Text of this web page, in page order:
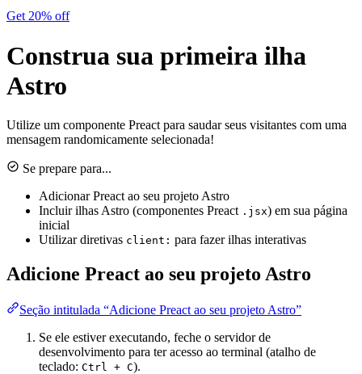
Get 20% off
Construa sua primeira ilha
Astro
Utilize um componente Preact para saudar seus visitantes com uma
mensagem randomicamente selecionada!
Se prepare para...
Adicionar Preact ao seu projeto Astro
Incluir ilhas Astro (componentes Preact .jsx) em sua página
inicial
Utilizar diretivas client: para fazer ilhas interativas
Adicione Preact ao seu projeto Astro
Seção intitulada “Adicione Preact ao seu projeto Astro”
Se ele estiver executando, feche o servidor de
desenvolvimento para ter acesso ao terminal (atalho de
teclado: Ctrl + C).